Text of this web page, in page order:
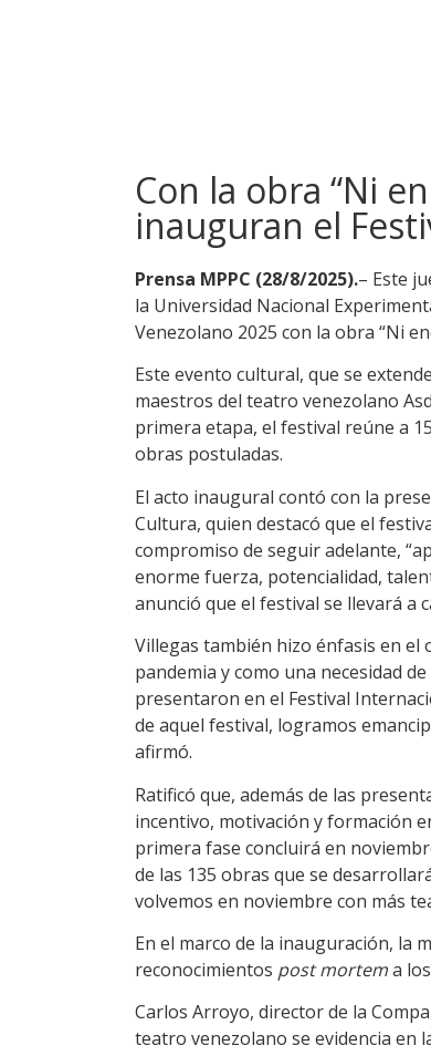
Con la obra “Ni
inauguran el
Prensa MPPC (28/8/2025).– Este
la Universidad Nacional
Venezolano 2025 con la obra “Ni
Este evento cultural, que se
maestros del teatro venezolano
primera etapa, el festival reúne a
obras postuladas.
El acto inaugural contó con la
Cultura, quien destacó que el
compromiso de seguir adelante,
enorme fuerza, potencialidad,
anunció que el festival se llevará a
Villegas también hizo énfasis en
pandemia y como una necesidad
presentaron en el Festival
de aquel festival, logramos
afirmó.
Ratificó que, además de las
incentivo, motivación y formación
primera fase concluirá en
de las 135 obras que se
volvemos en noviembre con más
En el marco de la inauguración, la
reconocimientos post mortema
Carlos Arroyo, director de la
teatro venezolano se evidencia en